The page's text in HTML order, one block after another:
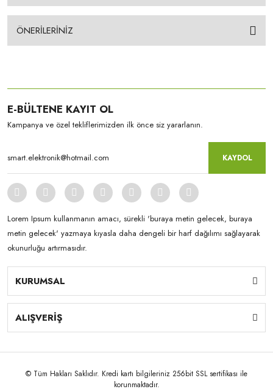
ÖNERİLERİNİZ
E-BÜLTENE KAYIT OL
Kampanya ve özel tekliflerimizden ilk önce siz yararlanın.
KAYDOL
Lorem Ipsum kullanmanın amacı, sürekli 'buraya metin gelecek, buraya
metin gelecek' yazmaya kıyasla daha dengeli bir harf dağılımı sağlayarak
okunurluğu artırmasıdır.
KURUMSAL
ALIŞVERİŞ
© Tüm Hakları Saklıdır. Kredi kartı bilgileriniz 256bit SSL sertifikası ile
korunmaktadır.